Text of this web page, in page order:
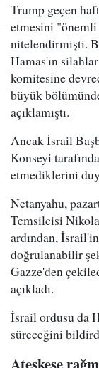
Trump geçen
etmesini
nitelendirmişti.
Hamas'ın
komitesine
büyük
açıklamıştı.
Ancak İsrail
Konseyi
etmediklerini
Netanyahu,
Temsilcisi
ardından,
doğrulanabilir
Gazze'den
açıkladı.
İsrail ordusu da
süreceğini